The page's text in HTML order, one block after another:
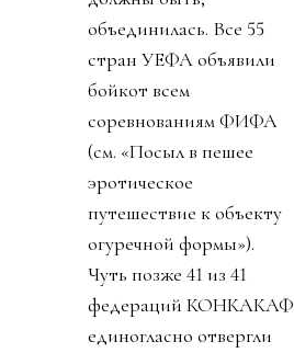
объединилась. Все 55
стран УЕФА объявили
бойкот всем
соревнованиям ФИФА
(см. «Посыл в пешее
эротическое
путешествие к объекту
огуречной формы»).
Чуть позже 41 из 41
федераций КОНКАКАФ
единогласно отвергли